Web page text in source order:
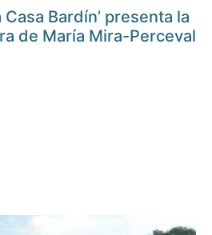
Casa Bardín’ presenta la
de María Mira-Perceval